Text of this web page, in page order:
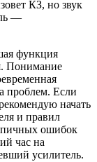
КЗ, но звук
—
функция
Понимание
проблем. Если
начать
и правил
ошибок
час на
усилитель.